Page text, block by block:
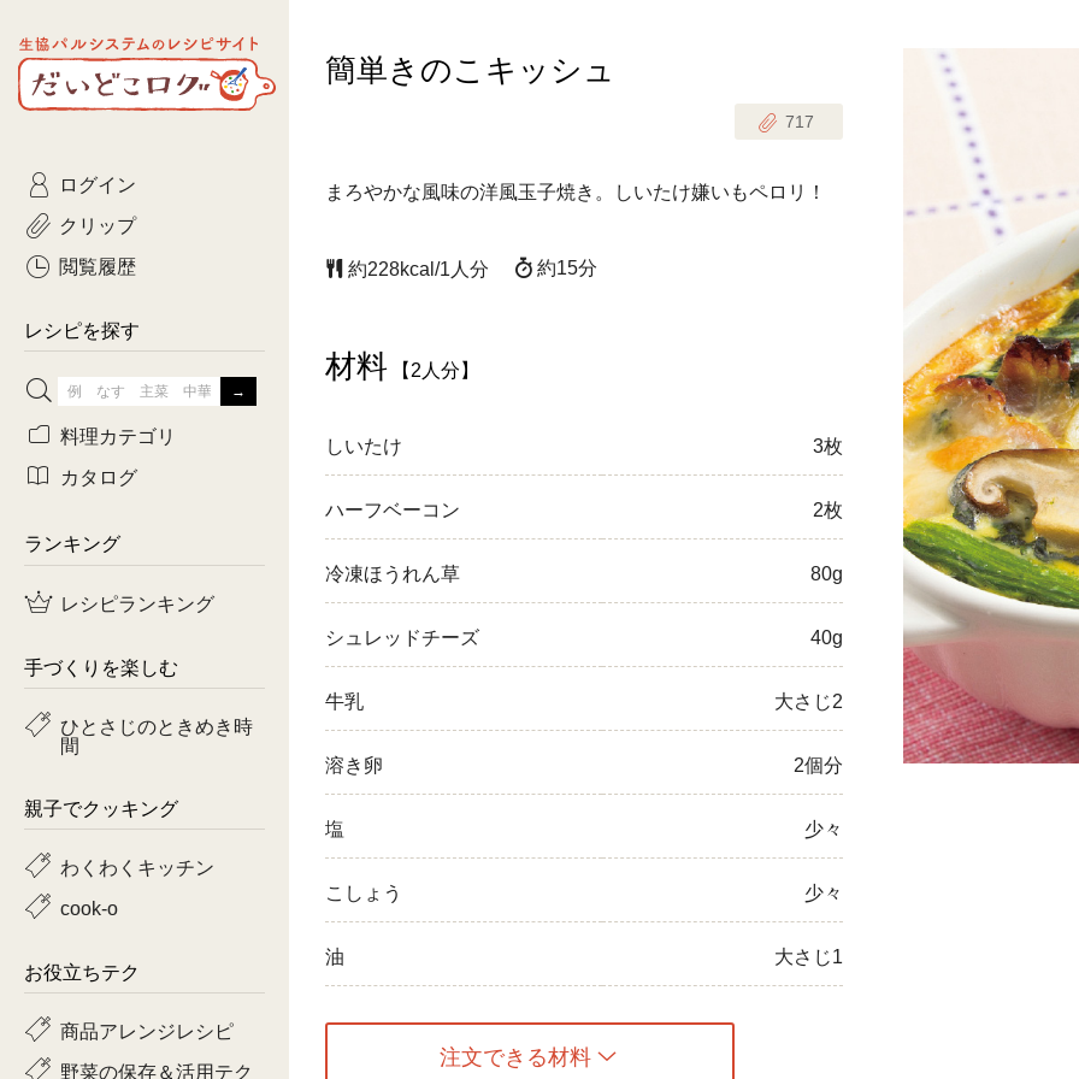
生協パルシステムのレシピ
サイト
だいどこログ
簡単きのこキッシュ
717
まろやかな風味の洋風玉子焼き。しいたけ嫌いもペロリ！
約228kcal/1人分 約15分
材料 【2人分】
しいたけ 3枚
ハーフベーコン 2枚
冷凍ほうれん草 80g
シュレッドチーズ 40g
牛乳 大さじ2
溶き卵 2個分
塩 少々
こしょう 少々
油 大さじ1
注文できる材料
ログイン
クリップ
閲覧履歴
レシピを探す
ひとさじのときめき時間
おきらくだ 1歳半からの幼児食
つくりおき肉魚菜菜セット
牛肉
鶏肉
魚
料理カテゴリ
主菜
常備菜・作りおき お弁当
カタログ
コトコト
yumyumいっしょごはん
ぷれーんぺいじ
ランキング
レシピランキング
手づくりを楽しむ
ひとさじのときめき時
間
親子でクッキング
わくわくキッチン
cook-o
お役立ちテク
商品アレンジレシピ
野菜の保存＆活用テク